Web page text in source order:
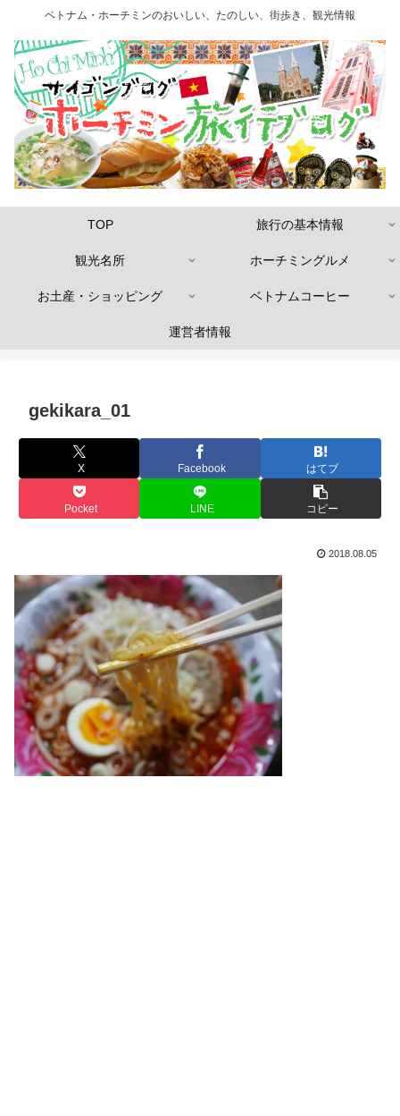
ベトナム・ホーチミンのおいしい、たのしい、街歩き、観光情報
TOP 旅行の基本情報
観光名所 ホーチミングルメ
お土産・ショッピング ベトナムコーヒー
運営者情報
gekikara_01
X Facebook はてブ
Pocket LINE コピー
2018.08.05